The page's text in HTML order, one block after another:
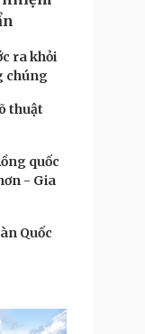
ra khỏi
chúng
thuật
quốc
- Gia
Quốc